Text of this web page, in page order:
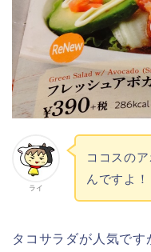
ライ
ココスの
んですよ！
タコサラダが人気で